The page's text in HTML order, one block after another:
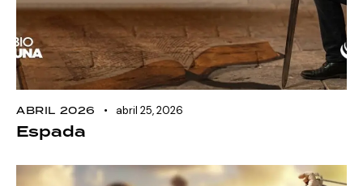
ABRIL 2026 abril 25, 2026
Espada